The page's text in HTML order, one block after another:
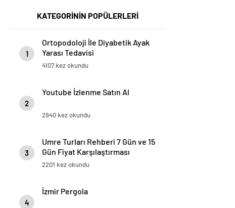
KATEGORİNİN POPÜLERLERİ
1
Ortopodoloji İle Diyabetik Ayak
Yarası Tedavisi
4107 kez okundu
2
Youtube İzlenme Satın Al
2940 kez okundu
3
Umre Turları Rehberi 7 Gün ve 15
Gün Fiyat Karşılaştırması
2201 kez okundu
4
İzmir Pergola